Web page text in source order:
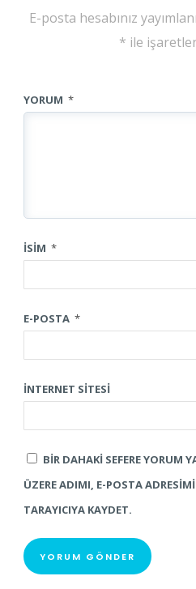
E-posta hesabınız
* ile
YORUM *
İSIM *
E-POSTA *
İNTERNET SITESI
BIR DAHAKI SEFERE YORUM
ÜZERE ADIMI, E-POSTA
TARAYICIYA KAYDET.